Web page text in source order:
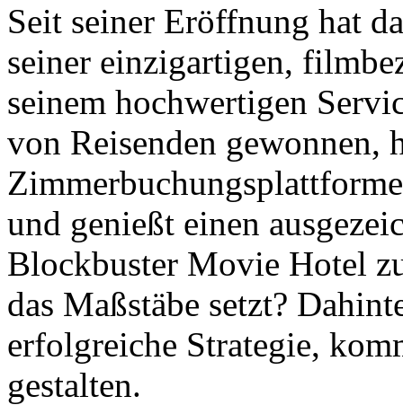
Seit seiner Eröffnung hat
seiner einzigartigen,
seinem hochwertigen
von Reisenden gewonnen,
und genießt einen
Blockbuster Movie Hotel
das Maßstäbe setzt?
erfolgreiche Strategie,
gestalten.